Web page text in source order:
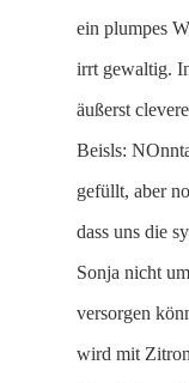
ein plumpes
irrt gewaltig.
äußerst
Beisls:
gefüllt, aber
dass uns die
Sonja nicht
versorgen
wird mit